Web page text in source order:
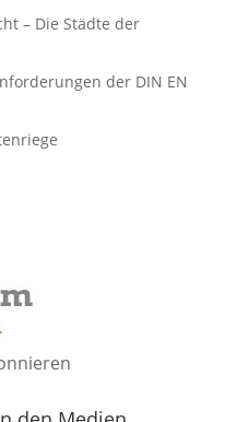
– Die Städte der
der DIN EN